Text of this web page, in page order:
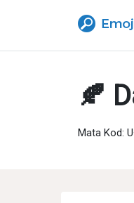
🍂
Mata Kod: